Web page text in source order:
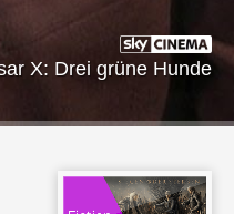
X: Drei grüne Hunde